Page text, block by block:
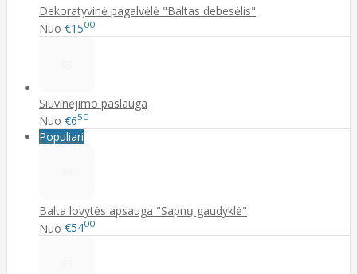
Dekoratyvinė pagalvėlė "Baltas debesėlis"
Nuo €1500
Siuvinėjimo paslauga
Nuo €650
Populiari
Balta lovytės apsauga "Sapnų gaudyklė"
Nuo €5400